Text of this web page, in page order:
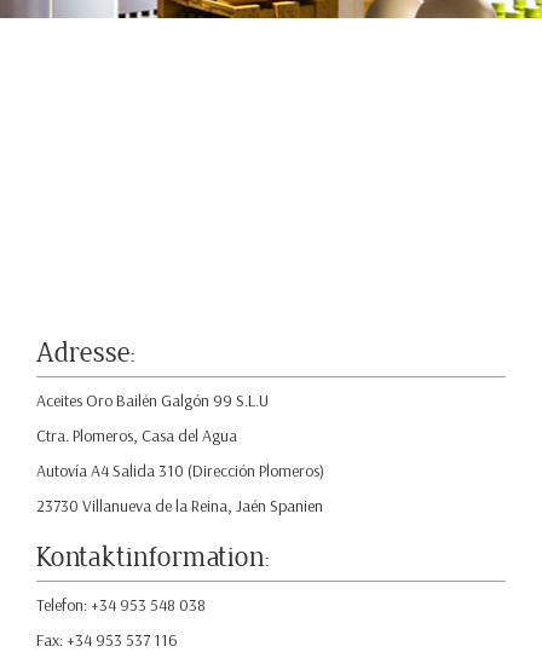
Adresse:
Aceites Oro Bailén Galgón 99 S.L.U
Ctra. Plomeros, Casa del Agua
Autovía A4 Salida 310 (Dirección Plomeros)
23730 Villanueva de la Reina, Jaén Spanien
Kontaktinformation:
Telefon: +34 953 548 038
Fax: +34 953 537 116